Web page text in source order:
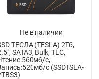
Не в наличии
ТЕСЛА (TESLA) 2Тб,
SATA3, Bulk, TLC,
с,
с (SSDTSLA-